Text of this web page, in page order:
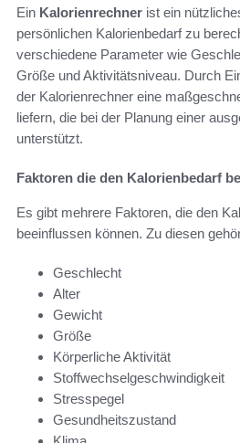
Ein Kalorienrechner ist ein
persönlichen Kalorienbedarf zu
verschiedene Parameter wie
Größe und Aktivitätsniveau. Durch
der Kalorienrechner eine
liefern, die bei der Planung einer
unterstützt.
Faktoren die den Kalorienbedarf
Es gibt mehrere Faktoren, die den
beeinflussen können. Zu diesen
Geschlecht
Alter
Gewicht
Größe
Körperliche Aktivität
Stoffwechselgeschwindigkeit
Stresspegel
Gesundheitszustand